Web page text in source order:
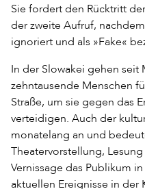
Sie fordert den Rücktritt
der zweite Aufruf,
ignoriert und als »Fake«
In der Slowakei gehen seit
zehntausende Menschen
Straße, um sie gegen das
verteidigen. Auch der
monatelang an und
Theatervorstellung,
Vernissage das Publikum
aktuellen Ereignisse in der